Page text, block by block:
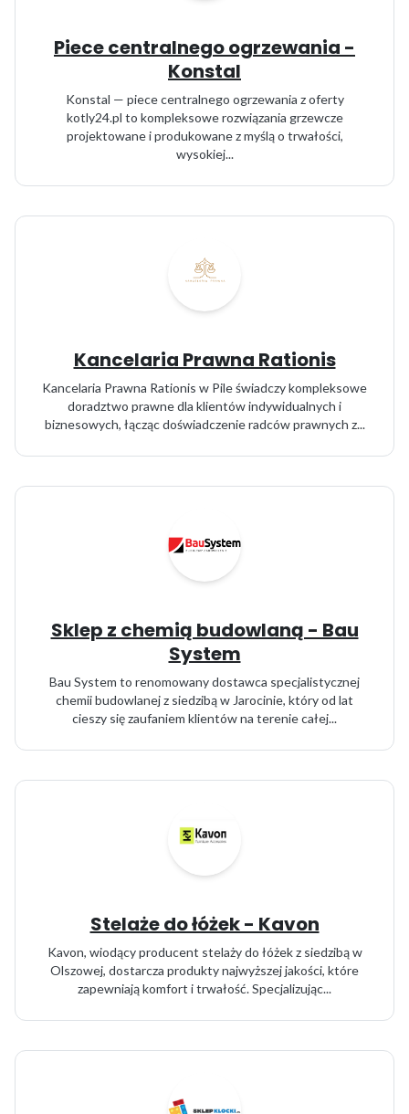
Piece centralnego ogrzewania -
Konstal
Konstal — piece centralnego ogrzewania z oferty
kotly24.pl to kompleksowe rozwiązania grzewcze
projektowane i produkowane z myślą o trwałości,
wysokiej...
Kancelaria Prawna Rationis
Kancelaria Prawna Rationis w Pile świadczy kompleksowe
doradztwo prawne dla klientów indywidualnych i
biznesowych, łącząc doświadczenie radców prawnych z...
Sklep z chemią budowlaną - Bau
System
Bau System to renomowany dostawca specjalistycznej
chemii budowlanej z siedzibą w Jarocinie, który od lat
cieszy się zaufaniem klientów na terenie całej...
Stelaże do łóżek - Kavon
Kavon, wiodący producent stelaży do łóżek z siedzibą w
Olszowej, dostarcza produkty najwyższej jakości, które
zapewniają komfort i trwałość. Specjalizując...